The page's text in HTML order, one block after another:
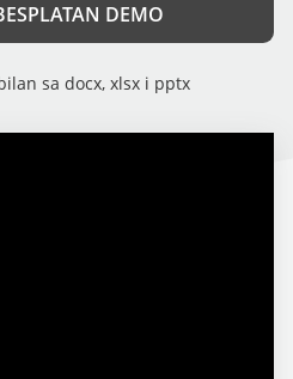
DEMO
sa docx, xlsx i pptx